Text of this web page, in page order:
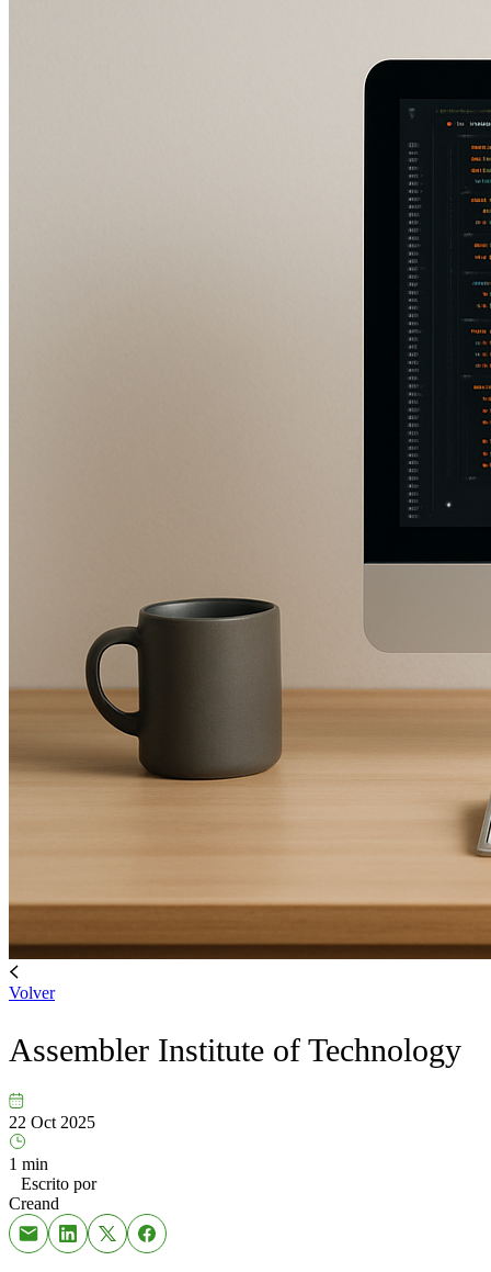
Volver
Assembler Institute of Technology
22 Oct 2025
1 min
Escrito por
Creand